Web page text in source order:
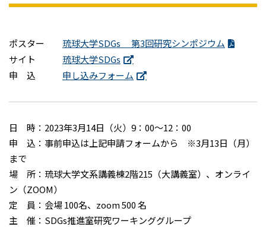
ポスター 琉球大学SDGs 第3回研究シンポジウム
サイト 琉球大学SDGs
申 込 申し込みフォーム
日 時：2023年3月14日（火）9：00～12：00
申 込：事前申込は上記申請フォームから ※3月13日（月）
まで
場 所：琉球大学文系講義棟2階215（大講義室）、オンライ
ン（ZOOM）
定 員：会場 100名、zoom 500 名
主 催：SDGs推進室研究ワーキンググループ